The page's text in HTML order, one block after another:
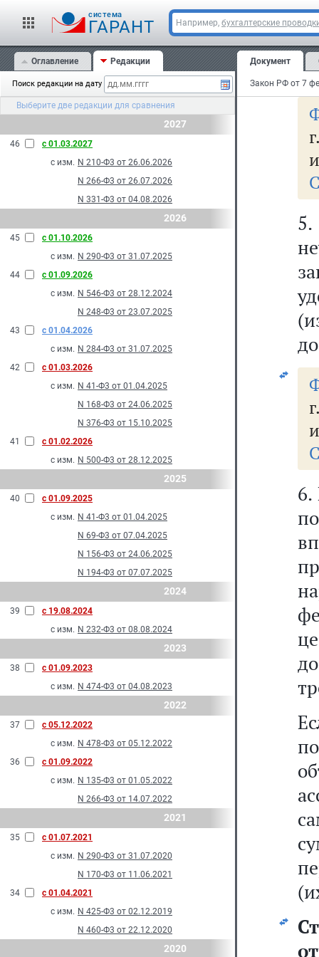
cистема
ГАРАНТ Например, бухгалтерские
Оглавление Редакции
Поиск редакции на дату
Выберите две редакции для сравнения
2027
46
с 01.03.2027
с изм. N 210-Ф3 от 26.06.2026
N 266-Ф3 от 26.07.2026
N 331-Ф3 от 04.08.2026
2026
45
с 01.10.2026
с изм. N 290-Ф3 от 31.07.2025
44
с 01.09.2026
с изм. N 546-Ф3 от 28.12.2024
N 248-Ф3 от 23.07.2025
43
с 01.04.2026
с изм. N 284-Ф3 от 31.07.2025
42
с 01.03.2026
с изм. N 41-Ф3 от 01.04.2025
N 168-Ф3 от 24.06.2025
N 376-Ф3 от 15.10.2025
41
с 01.02.2026
с изм. N 500-Ф3 от 28.12.2025
2025
40
с 01.09.2025
с изм. N 41-Ф3 от 01.04.2025
N 69-Ф3 от 07.04.2025
N 156-Ф3 от 24.06.2025
N 194-Ф3 от 07.07.2025
2024
39
с 19.08.2024
с изм. N 232-Ф3 от 08.08.2024
2023
38
с 01.09.2023
с изм. N 474-Ф3 от 04.08.2023
2022
37
с 05.12.2022
с изм. N 478-Ф3 от 05.12.2022
36
с 01.09.2022
с изм. N 135-Ф3 от 01.05.2022
N 266-Ф3 от 14.07.2022
2021
35
с 01.07.2021
с изм. N 290-Ф3 от 31.07.2020
N 170-Ф3 от 11.06.2021
34
с 01.04.2021
с изм. N 425-Ф3 от 02.12.2019
N 460-Ф3 от 22.12.2020
2020
Документ
6.